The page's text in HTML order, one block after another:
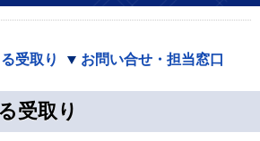
受取り
お問い合せ・担当窓口
受取り